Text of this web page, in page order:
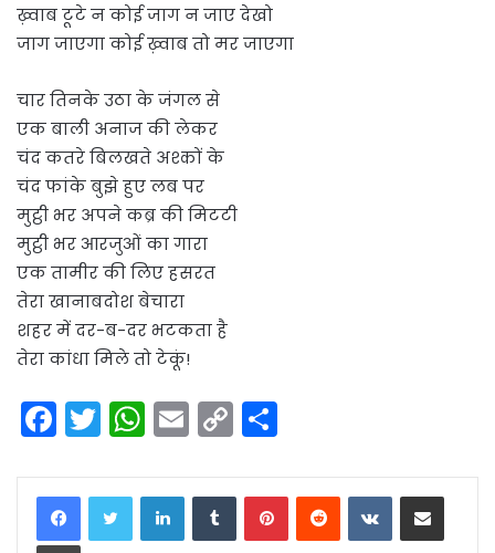
ख़्वाब टूटे न कोई जाग न जाए देखो
जाग जाएगा कोई ख़्वाब तो मर जाएगा
चार तिनके उठा के जंगल से
एक बाली अनाज की लेकर
चंद कतरे बिलखते अश्कों के
चंद फांके बुझे हुए लब पर
मुट्ठी भर अपने कब्र की मिटटी
मुट्ठी भर आरजुओं का गारा
एक तामीर की लिए हसरत
तेरा खानाबदोश बेचारा
शहर में दर-ब-दर भटकता है
तेरा कांधा मिले तो टेकूं!
F
c
e
T
itt
er
W
a
ts
E
ai
l
C
p
y
ar
e
LinkedInTumblrPinterestReddit VKontakteShare via Email
Print